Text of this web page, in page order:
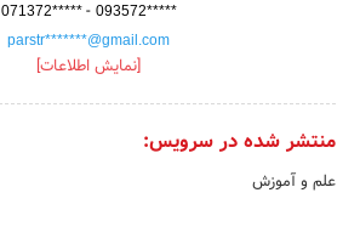
071372***** - 093572*****
parstr*******@gmail.com
[نمایش اطلاعات]
منتشر شده در سرویس:
علم و آموزش